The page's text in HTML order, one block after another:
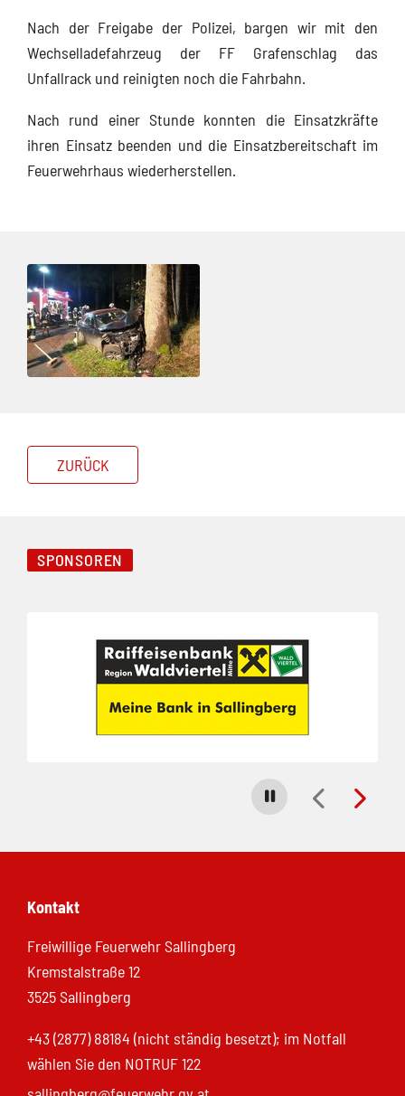
Nach der Freigabe der Polizei, bargen wir mit den
Wechselladefahrzeug der FF Grafenschlag das
Unfallrack und reinigten noch die Fahrbahn.
Nach rund einer Stunde konnten die Einsatzkräfte
ihren Einsatz beenden und die Einsatzbereitschaft im
Feuerwehrhaus wiederherstellen.
ZURÜCK
SPONSOREN
Carousel stoppen
Kontakt
Freiwillige Feuerwehr Sallingberg
Kremstalstraße 12
3525 Sallingberg
+43 (2877) 88184 (nicht ständig besetzt); im Notfall
wählen Sie den NOTRUF 122